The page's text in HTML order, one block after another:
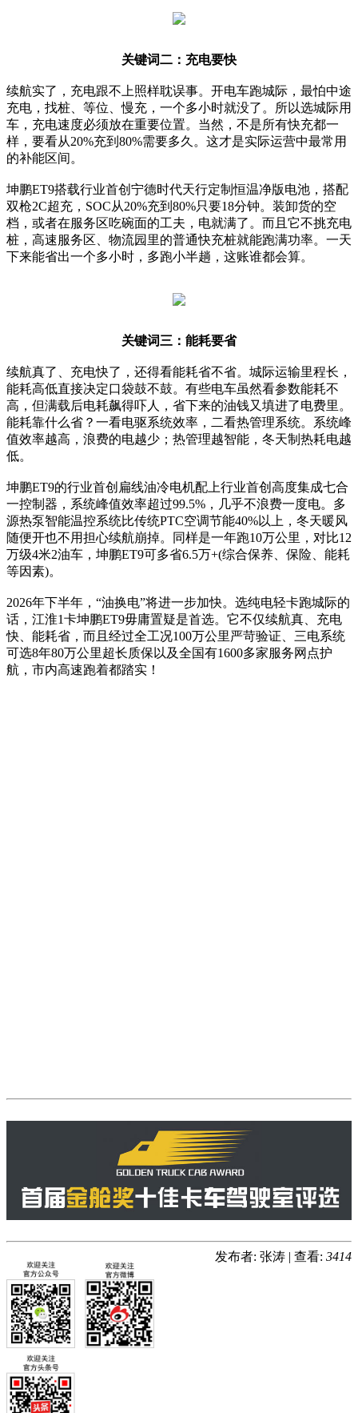
关键词二：充电要快
续航实了，充电跟不上照样耽误事。开电车跑城际，最怕中途
充电，找桩、等位、慢充，一个多小时就没了。所以选城际用
车，充电速度必须放在重要位置。当然，不是所有快充都一
样，要看从20%充到80%需要多久。这才是实际运营中最常用
的补能区间。
坤鹏ET9搭载行业首创宁德时代天行定制恒温净版电池，搭配
双枪2C超充，SOC从20%充到80%只要18分钟。装卸货的空
档，或者在服务区吃碗面的工夫，电就满了。而且它不挑充电
桩，高速服务区、物流园里的普通快充桩就能跑满功率。一天
下来能省出一个多小时，多跑小半趟，这账谁都会算。
关键词三：能耗要省
续航真了、充电快了，还得看能耗省不省。城际运输里程长，
能耗高低直接决定口袋鼓不鼓。有些电车虽然看参数能耗不
高，但满载后电耗飙得吓人，省下来的油钱又填进了电费里。
能耗靠什么省？一看电驱系统效率，二看热管理系统。系统峰
值效率越高，浪费的电越少；热管理越智能，冬天制热耗电越
低。
坤鹏ET9的行业首创扁线油冷电机配上行业首创高度集成七合
一控制器，系统峰值效率超过99.5%，几乎不浪费一度电。多
源热泵智能温控系统比传统PTC空调节能40%以上，冬天暖风
随便开也不用担心续航崩掉。同样是一年跑10万公里，对比12
万级4米2油车，坤鹏ET9可多省6.5万+(综合保养、保险、能耗
等因素)。
2026年下半年，“油换电”将进一步加快。选纯电轻卡跑城际的
话，江淮1卡坤鹏ET9毋庸置疑是首选。它不仅续航真、充电
快、能耗省，而且经过全工况100万公里严苛验证、三电系统
可选8年80万公里超长质保以及全国有1600多家服务网点护
航，市内高速跑着都踏实！
发布者: 张涛 | 查看: 3414